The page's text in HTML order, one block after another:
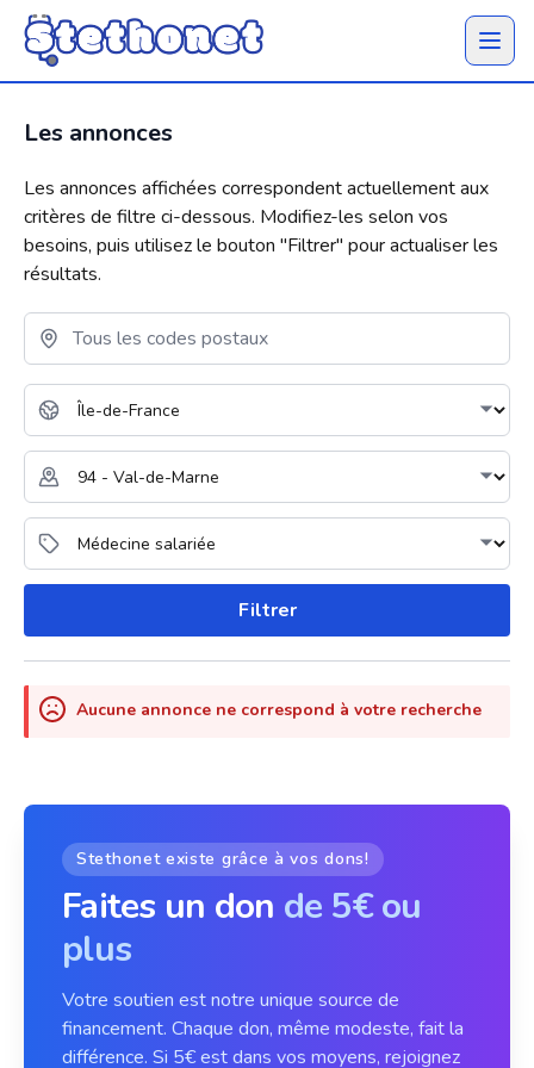
Ouvrir
Les annonces
Les annonces affichées correspondent actuellement aux
critères de filtre ci-dessous. Modifiez-les selon vos
besoins, puis utilisez le bouton "Filtrer" pour actualiser les
résultats.
Filtrer
Aucune annonce ne correspond à votre recherche
Stethonet existe grâce à vos dons!
Faites un don de 5€ ou
plus
Votre soutien est notre unique source de
financement. Chaque don, même modeste, fait la
différence. Si 5€ est dans vos moyens, rejoignez